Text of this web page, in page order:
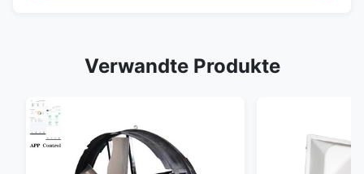
Verwandte Produkte